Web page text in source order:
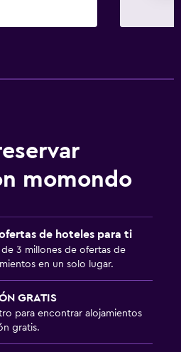
momondo
de hoteles para ti
de 3 millones de ofertas de
en un solo lugar.
GRATIS
para encontrar alojamientos
gratis.